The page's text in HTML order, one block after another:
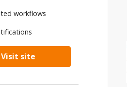
workflows
Visit site